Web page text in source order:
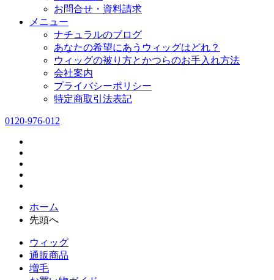
お問合せ・資料請求
メニュー
ナチュラルのブログ
あなたの希望にあうウィッグはどれ？
ウィッグの被り方とかつらのお手入れ方法
会社案内
プライバシーポリシー
特定商取引法表記
0120-976-012
ホーム
先頭へ
ウィッグ
通販商品
増毛